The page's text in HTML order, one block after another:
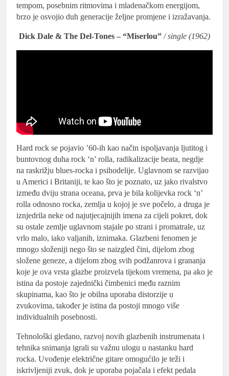
tempom, posebnim ritmovima i mladenačkom energijom,
brzo je osvojio duh generacije željne promjene i izražavanja.
Dick Dale & The Del-Tones – “Miserlou” / single (1962)
Hard rock se pojavio ’60-ih kao način ispoljavanja ljutitog i
buntovnog duha rock ‘n’ rolla, radikalizacije beata, negdje
na raskrižju blues-rocka i psihodelije. Uglavnom se razvijao
u Americi i Britaniji, te kao što je poznato, uz jako rivalstvo
između dviju strana oceana, prva je bila kolijevka rock ‘n’
rolla odnosno rocka, zemlja u kojoj je sve počelo, a druga je
iznjedrila neke od najutjecajnijih imena za cijeli pokret, dok
su ostale zemlje uglavnom stajale po strani i promatrale, uz
vrlo malo, iako valjanih, iznimaka. Glazbeni fenomen je
mnogo složeniji nego što se naizgled čini, dijelom zbog
složene geneze, a dijelom zbog svih podžanrova i grananja
koje je ova vrsta glazbe proizvela tijekom vremena, pa ako je
istina da postoje zajednički čimbenici među raznim
skupinama, kao što je obilna uporaba distorzije u
zvukovima, također je istina da postoji mnogo više
individualnih posebnosti.
Tehnološki gledano, razvoj novih glazbenih instrumenata i
tehnika snimanja igrali su važnu ulogu u nastanku hard
rocka. Uvođenje električne gitare omogućilo je teži i
iskrivljeniji zvuk, dok je uporaba pojačala i efekt pedala